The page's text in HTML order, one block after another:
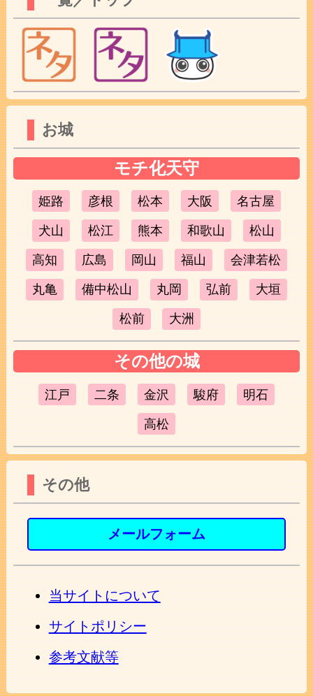
お城
モチ化天守
姫路 彦根 松本 大阪 名古屋
犬山 松江 熊本 和歌山 松山
高知 広島 岡山 福山 会津若松
丸亀 備中松山 丸岡 弘前 大垣
松前 大洲
その他の城
江戸 二条 金沢 駿府 明石
高松
その他
メールフォーム
当サイトについて
サイトポリシー
参考文献等